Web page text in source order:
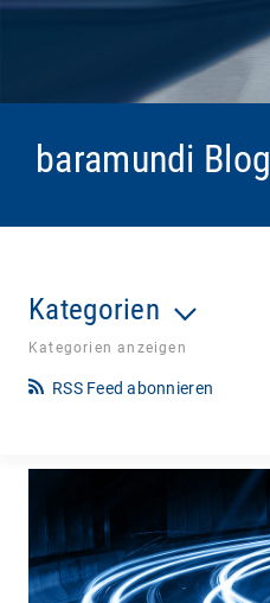
baramundi Blog
Kategorien
Kategorien anzeigen
RSS Feed abonnieren